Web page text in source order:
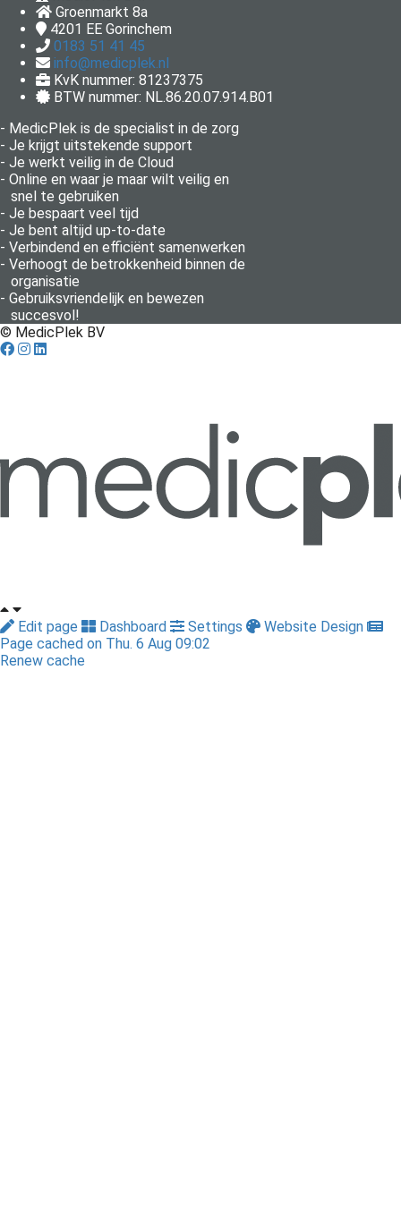
Groenmarkt 8a
4201 EE Gorinchem
0183 51 41 45
info@medicplek.nl
KvK nummer: 81237375
BTW nummer: NL.86.20.07.914.B01
- MedicPlek is de specialist in de zorg
- Je krijgt uitstekende support
- Je werkt veilig in de Cloud
- Online en waar je maar wilt veilig en
snel te gebruiken
- Je bespaart veel tijd
- Je bent altijd up-to-date
- Verbindend en efficiënt samenwerken
- Verhoogt de betrokkenheid binnen de
organisatie
- Gebruiksvriendelijk en bewezen
succesvol!
© MedicPlek BV
Edit page Dashboard Settings
Website Design
Page cached on Thu. 6 Aug 09:02
Renew cache